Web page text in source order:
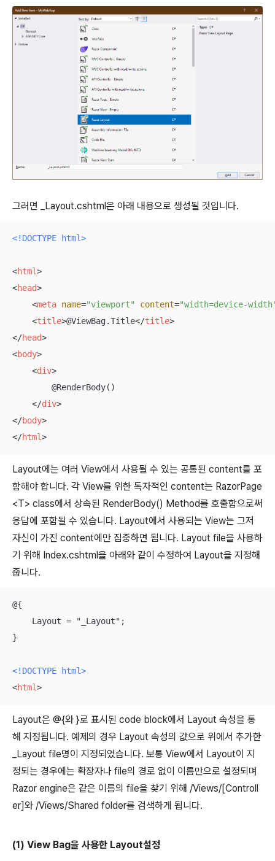
그러면 _Layout.cshtml은 아래 내용으로 생성될 것입니다.
<!DOCTYPE html>
<html>
<head>
<meta name="viewport" content="width=device-
<title>@ViewBag.Title</title>
</head>
<body>
<div>
        @RenderBody()
</div>
</body>
</html>
Layout에는 여러 View에서 사용될 수 있는 공통된 content를 포
함해야 합니다. 각 View를 위한 독자적인 content는 RazorPage
<T> class에서 상속된 RenderBody() Method를 호출함으로써
응답에 포함될 수 있습니다. Layout에서 사용되는 View는 그저
자신이 가진 content에만 집중하면 됩니다. Layout file을 사용하
기 위해 Index.cshtml을 아래와 같이 수정하여 Layout을 지정해
줍니다.
@{
    Layout = "_Layout";
}
<!DOCTYPE html>
<html>
Layout은 @{와 }로 표시된 code block에서 Layout 속성을 통
해 지정됩니다. 예제의 경우 Layout 속성의 값으로 위에서 추가한
_Layout file명이 지정되었습니다. 보통 View에서 Layout이 지
정되는 경우에는 확장자나 file의 경로 없이 이름만으로 설정되며
Razor engine은 같은 이름의 file을 찾기 위해 /Views/[Controll
er]와 /Views/Shared folder를 검색하게 됩니다.
(1) View Bag을 사용한 Layout설정